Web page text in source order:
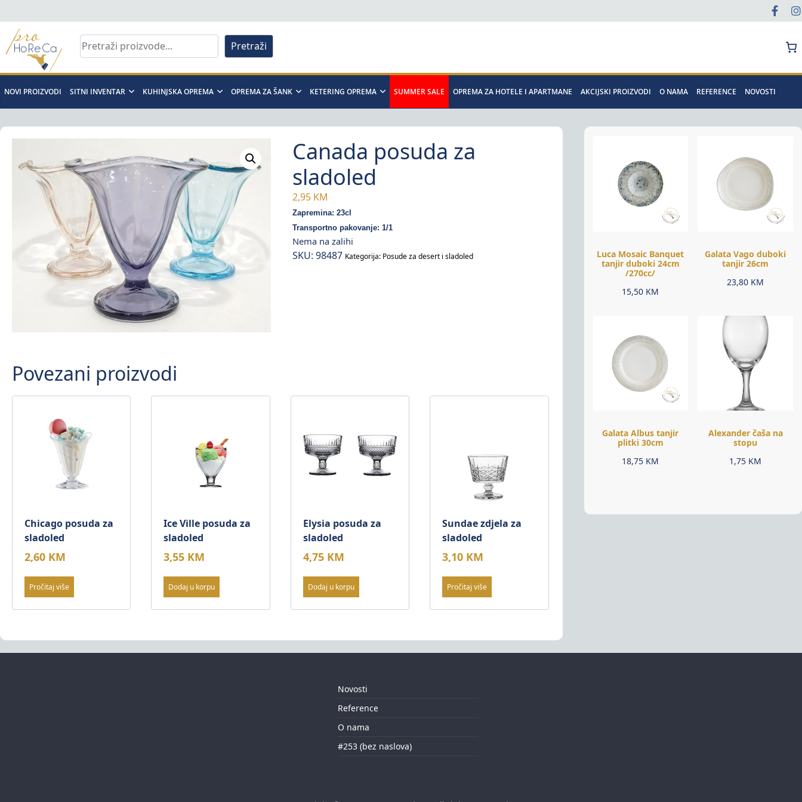
to
content
Pro
Horeca
d.o.o
Horeca
Pretraži
NOVI PROIZVODI SITNI INVENTAR KUHINJSKA OPREMA OPREMA ZA ŠANK KETERING OPREMA SUMMER SALE OPREMA ZA HOTELE I APARTMANE AKCIJSKI PROIZVODI O NAMA REFERENCE NOVOSTI
Canada posuda za
sladoled
2,95 KM
Zapremina: 23cl
Transportno pakovanje: 1/1
Nema na zalihi
SKU: 98487 Kategorija: Posude za desert i sladoled
Povezani proizvodi
Chicago posuda za
sladoled
2,60 KM
Pročitaj više
Ice Ville posuda za
sladoled
3,55 KM
Dodaj u korpu
Elysia posuda za
sladoled
4,75 KM
Dodaj u korpu
Sundae zdjela za
sladoled
3,10 KM
Pročitaj više
Luca Mosaic Banquet
tanjir duboki 24cm
/270cc/
15,50 KM
Galata Vago duboki
tanjir 26cm
23,80 KM
Galata Albus tanjir
plitki 30cm
18,75 KM
Alexander čaša na
stopu
1,75 KM
Novosti
Reference
O nama
#253 (bez naslova)